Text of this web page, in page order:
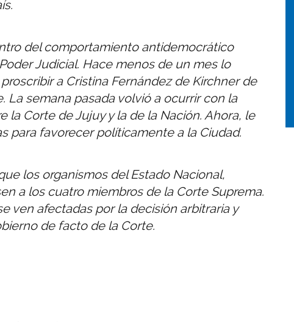
del comportamiento antidemocrático
Judicial. Hace menos de un mes lo
a Cristina Fernández de Kirchner de
La semana pasada volvió a ocurrir con la
la Corte de Jujuy y la de la Nación. Ahora, le
para favorecer políticamente a la Ciudad.
los organismos del Estado Nacional,
a los cuatro miembros de la Corte Suprema.
ven afectadas por la decisión arbitraria y
de facto de la Corte.